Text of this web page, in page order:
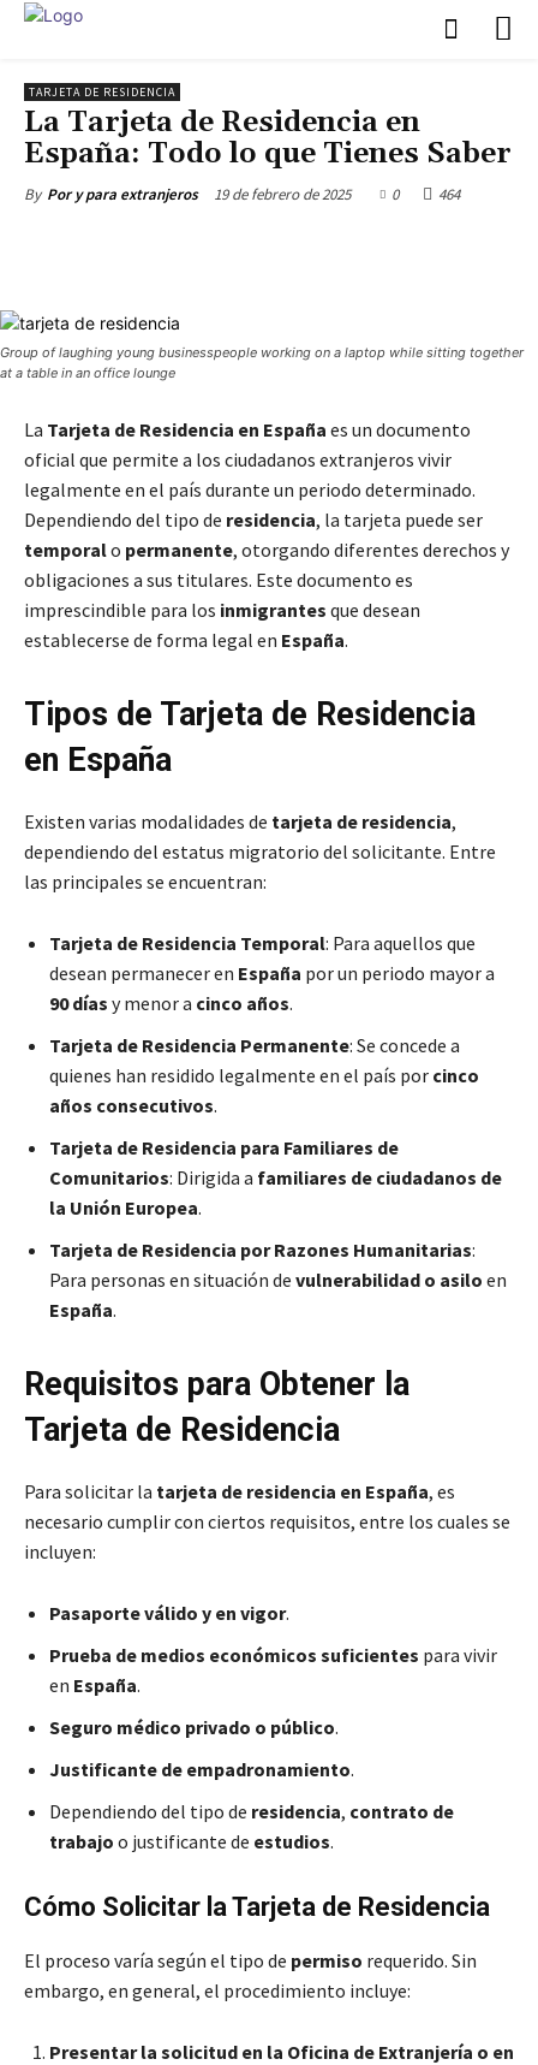
TARJETA DE RESIDENCIA
La Tarjeta de Residencia en
España: Todo lo que Tienes Saber
By Por y para extranjeros 19 de febrero de 2025 0 464
Group of laughing young businesspeople working on a laptop while sitting together
at a table in an office lounge
La Tarjeta de Residencia en España es un documento
oficial que permite a los ciudadanos extranjeros vivir
legalmente en el país durante un periodo determinado.
Dependiendo del tipo de residencia, la tarjeta puede ser
temporalo permanente, otorgando diferentes derechos y
obligaciones a sus titulares. Este documento es
imprescindible para los inmigrantes que desean
establecerse de forma legal en España.
Tipos de Tarjeta de Residencia
en España
Existen varias modalidades de tarjeta de residencia,
dependiendo del estatus migratorio del solicitante. Entre
las principales se encuentran:
Tarjeta de Residencia Temporal: Para aquellos que
desean permanecer en España por un periodo mayor a
90 días y menor a cinco años.
Tarjeta de Residencia Permanente: Se concede a
quienes han residido legalmente en el país por cinco
años consecutivos.
Tarjeta de Residencia para Familiares de
Comunitarios: Dirigida a familiares de ciudadanos de
la Unión Europea.
Tarjeta de Residencia por Razones Humanitarias:
Para personas en situación de vulnerabilidad o asilo en
España.
Requisitos para Obtener la
Tarjeta de Residencia
Para solicitar la tarjeta de residencia en España, es
necesario cumplir con ciertos requisitos, entre los cuales se
incluyen:
Pasaporte válido y en vigor.
Prueba de medios económicos suficientes para vivir
en España.
Seguro médico privado o público.
Justificante de empadronamiento.
Dependiendo del tipo de residencia, contrato de
trabajo o justificante de estudios.
Cómo Solicitar la Tarjeta de Residencia
El proceso varía según el tipo de permiso requerido. Sin
embargo, en general, el procedimiento incluye:
Presentar la solicitud en la Oficina de Extranjería o en